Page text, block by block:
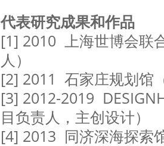
代表研究成果和作品
[1] 2010 上海世博会联
人）
[2] 2011 石家庄规划馆
[3] 2012-2019
目负责人，主创设计）
[4] 2013 同济深海探索